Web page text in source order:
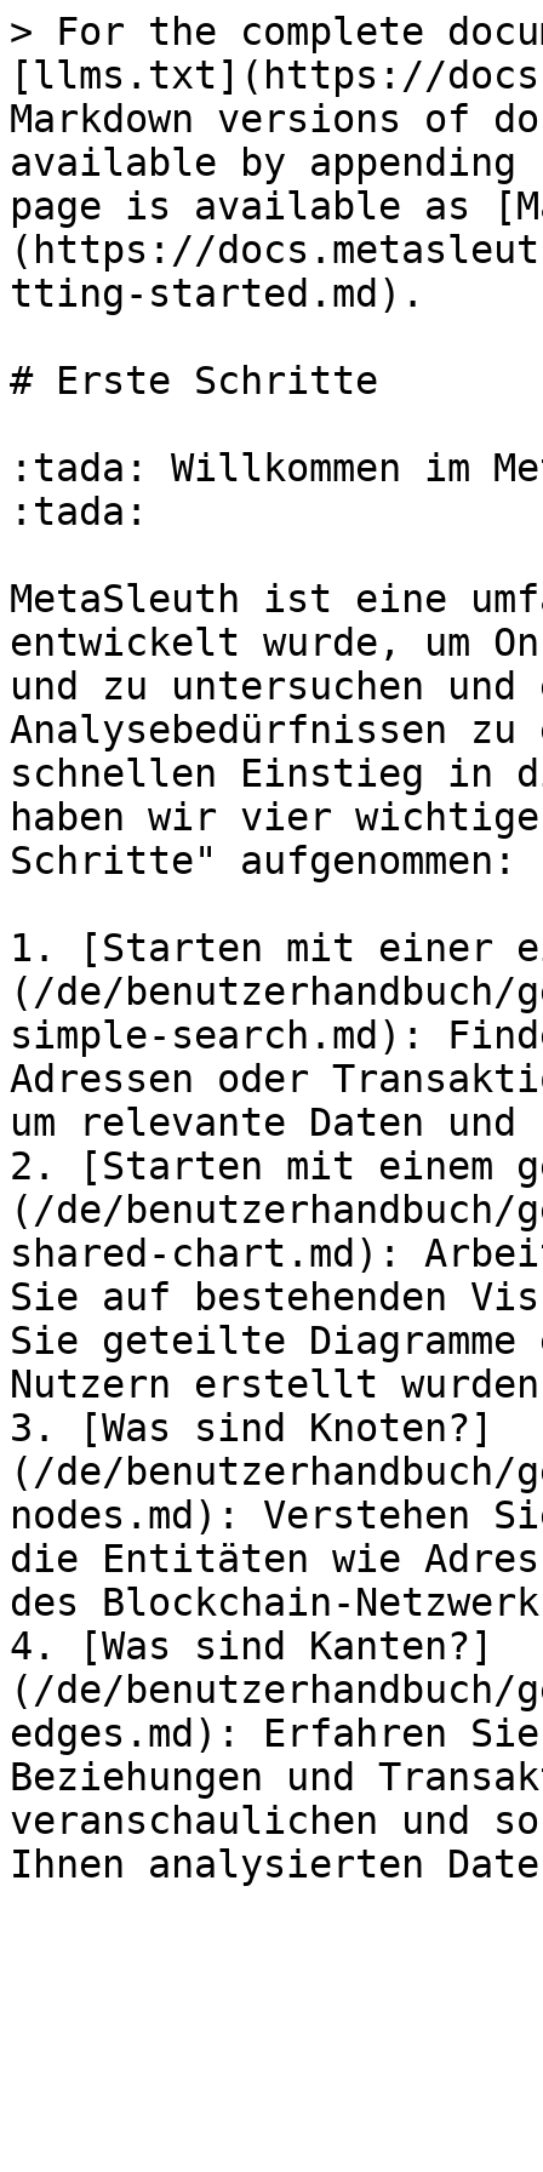
> For the complete
[llms.txt](https://
Markdown versions of
available by
page is available as
(https://
tting-started.md).
# Erste Schritte
:tada: Willkommen im
:tada:
MetaSleuth ist eine
entwickelt wurde, um
und zu untersuchen
Analysebedürfnissen
schnellen Einstieg in
haben wir vier
Schritte" aufgenommen:
1. [Starten mit einer
(/de/
simple-search.md):
Adressen oder
um relevante Daten
2. [Starten mit einem
(/de/
shared-chart.md):
Sie auf bestehenden
Sie geteilte Diagramme
Nutzern erstellt
3. [Was sind Knoten?]
(/de/
nodes.md): Verstehen
die Entitäten wie
des Blockchain-
4. [Was sind Kanten?]
(/de/
edges.md): Erfahren
Beziehungen und
veranschaulichen und